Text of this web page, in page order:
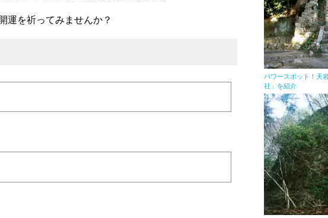
運を祈ってみませんか？
パワースポット！天
社」を紹介